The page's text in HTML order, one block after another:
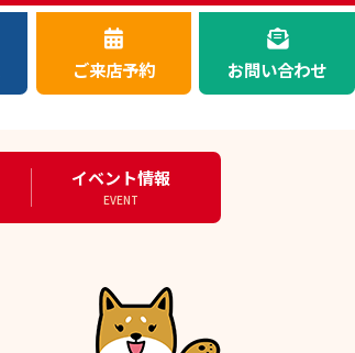
ご来店予約 お問い合わせ
イベント情報
EVENT